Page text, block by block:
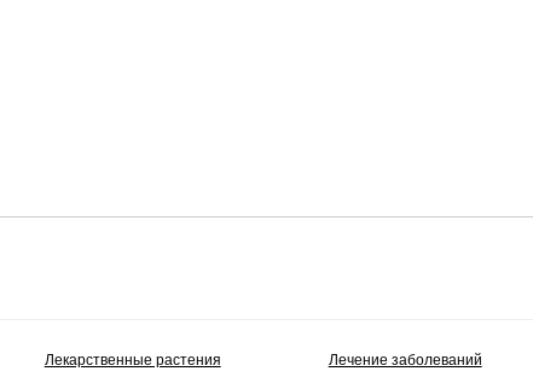
Лекарственные растения Лечение заболеваний